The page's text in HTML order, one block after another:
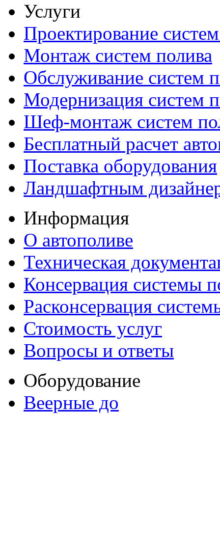
Услуги
Проектирование
Монтаж систем полива
Обслуживание систем
Модернизация систем
Шеф-монтаж систем
Бесплатный расчет
Поставка оборудования
Ландшафтным
Информация
О автополиве
Техническая
Консервация системы
Расконсервация
Стоимость услуг
Вопросы и ответы
Оборудование
Веерные до